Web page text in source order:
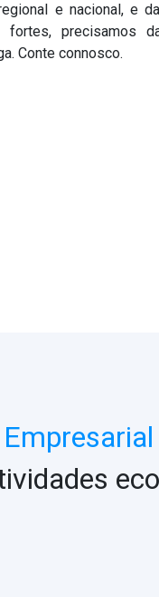
e nacional, e
precisamos
Conte connosco.